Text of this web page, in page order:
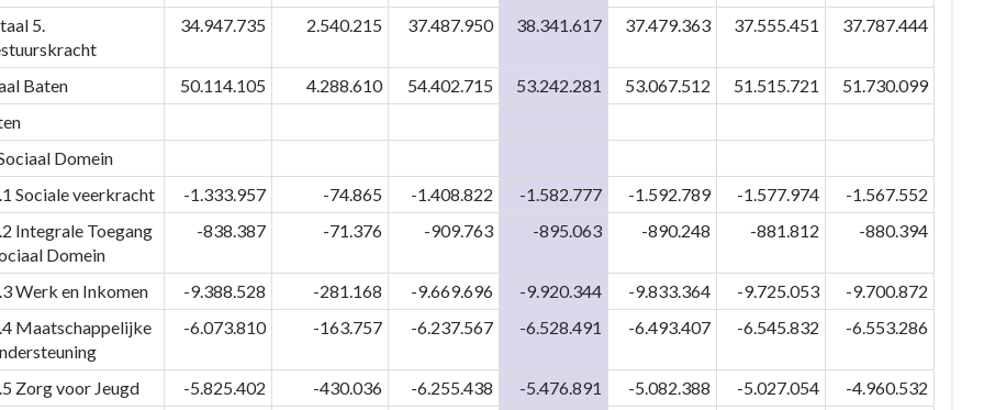
5.
34.947.735 2.540.215 37.487.950 38.341.617 37.479.363 37.555.451 37.787.444
Baten 50.114.105 4.288.610 54.402.715 53.242.281 53.067.512 51.515.721
51.730.099
Domein
Sociale veerkracht
-1.333.957 -74.865 -1.408.822 -1.582.777 -1.592.789 -1.577.974
-1.567.552
Integrale Toegang
Domein
-838.387 -71.376 -909.763 -895.063 -890.248 -881.812 -880.394
Werk en Inkomen -9.388.528 -281.168 -9.669.696 -9.920.344 -9.833.364 -9.725.053
-9.700.872
Maatschappelijke
-6.073.810 -163.757 -6.237.567 -6.528.491 -6.493.407 -6.545.832 -6.553.286
Zorg voor Jeugd -5.825.402 -430.036 -6.255.438 -5.476.891 -5.082.388 -5.027.054
-4.960.532